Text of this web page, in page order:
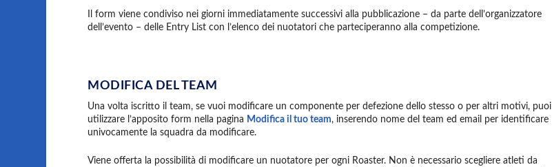
Il form viene condiviso nei giorni immediatamente successivi alla pubblicazione – da parte dell’organizzatore
dell’evento – delle Entry List con l’elenco dei nuotatori che parteciperanno alla competizione.
MODIFICA DEL TEAM
Una volta iscritto il team, se vuoi modificare un componente per defezione dello stesso o per altri motivi, puoi
utilizzare l’apposito form nella pagina Modifica il tuo team, inserendo nome del team ed email per identificare
univocamente la squadra da modificare.
Viene offerta la possibilità di modificare un nuotatore per ogni Roaster. Non è necessario scegliere atleti da